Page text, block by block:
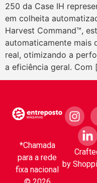
250 da Case IH
em colheita
Harvest Command™,
automaticamente mais
real, otimizando a
a eficiência geral. Com
*Chamada
para a rede
fixa nacional
by